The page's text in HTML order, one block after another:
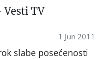
Vesti TV
1 Jun 2011
slabe posećenosti